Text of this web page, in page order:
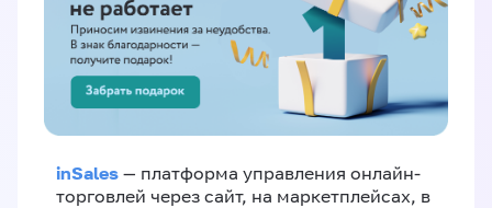
inSales — платформа управления онлайн-
торговлей через сайт, на маркетплейсах, в